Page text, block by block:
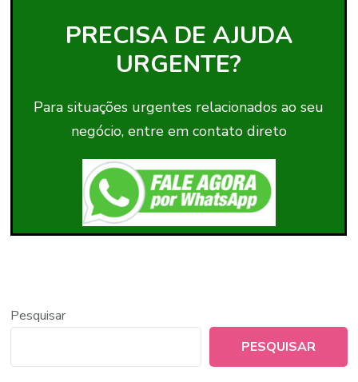
PRECISA DE AJUDA
URGENTE?
Para situações urgentes relacionados ao seu
negócio, entre em contato direto
Pesquisar
PESQUISAR